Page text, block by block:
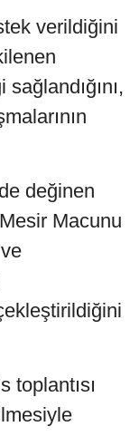
verildiğini
değinen
Macunu
toplantısı